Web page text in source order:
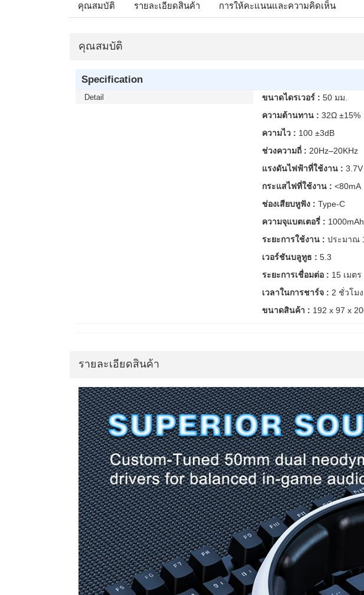
คุณสมบัติ รายละเอียดสินค้า การให้คะแนนและความคิดเห็น
คุณสมบัติ
Specification
Detail ขนาดไดรเวอร์ : 50 มม.
ความต้านทาน :32Ω ±15%
ความไว : 100 ±3dB
ช่วงความถี่ : 20Hz–20KHz
แรงดันไฟฟ้าที่ใช้งาน :
กระแสไฟที่ใช้งาน : <80mA
ช่องเสียบหูฟัง :Type-C
ความจุแบตเตอรี่ : 1000mAh
ระยะการใช้งาน : ประมาณ
เวอร์ชันบลูทูธ :5.3
ระยะการเชื่อมต่อ : 15 เมตร
เวลาในการชาร์จ :2 ชั่วโมง
ขนาดสินค้า : 192 x 97 x
รายละเอียดสินค้า